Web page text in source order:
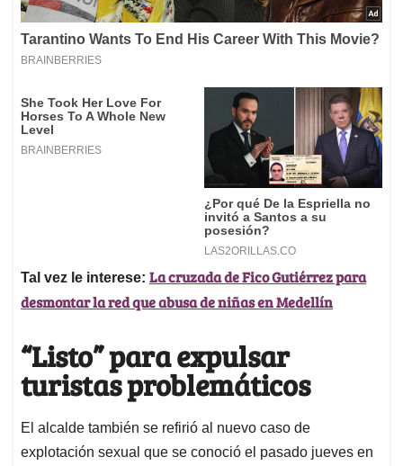
Tal vez le interese: La cruzada de Fico Gutiérrez para
desmontar la red que abusa de niñas en Medellín
“Listo” para expulsar
turistas problemáticos
El alcalde también se refirió al nuevo caso de
explotación sexual que se conoció el pasado jueves en